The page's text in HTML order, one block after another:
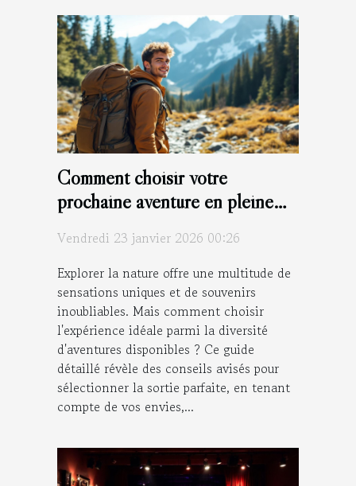
Comment choisir votre
prochaine aventure en pleine
Vendredi 23 janvier 2026 00:26
Explorer la nature offre une multitude de
sensations uniques et de souvenirs
inoubliables. Mais comment choisir
l'expérience idéale parmi la diversité
d'aventures disponibles ? Ce guide
détaillé révèle des conseils avisés pour
sélectionner la sortie parfaite, en tenant
compte de vos envies,...